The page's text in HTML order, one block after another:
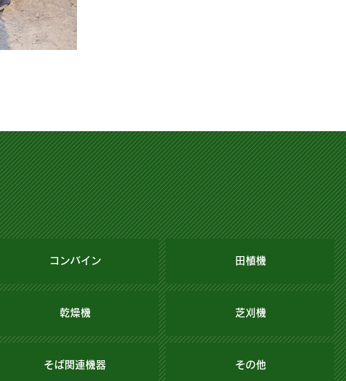
コンバイン
乾燥機
そば関連機器
田植機
芝刈機
その他